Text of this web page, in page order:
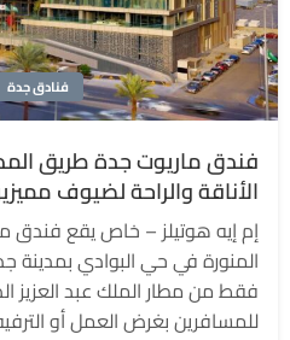
فنادق جدة
فندق ماريوت جدة طريق
الأناقة والراحة لضيوف
إم إيه هوتيلز – خاص يقع فندق
فقط من مطار الملك عبد العزيز
للمسافرين بغرض العمل أو